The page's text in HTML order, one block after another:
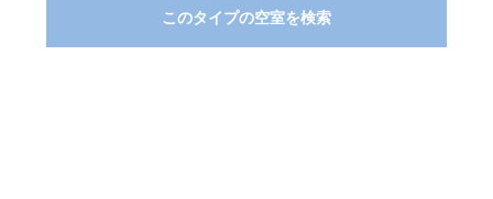
このタイプの空室を検索